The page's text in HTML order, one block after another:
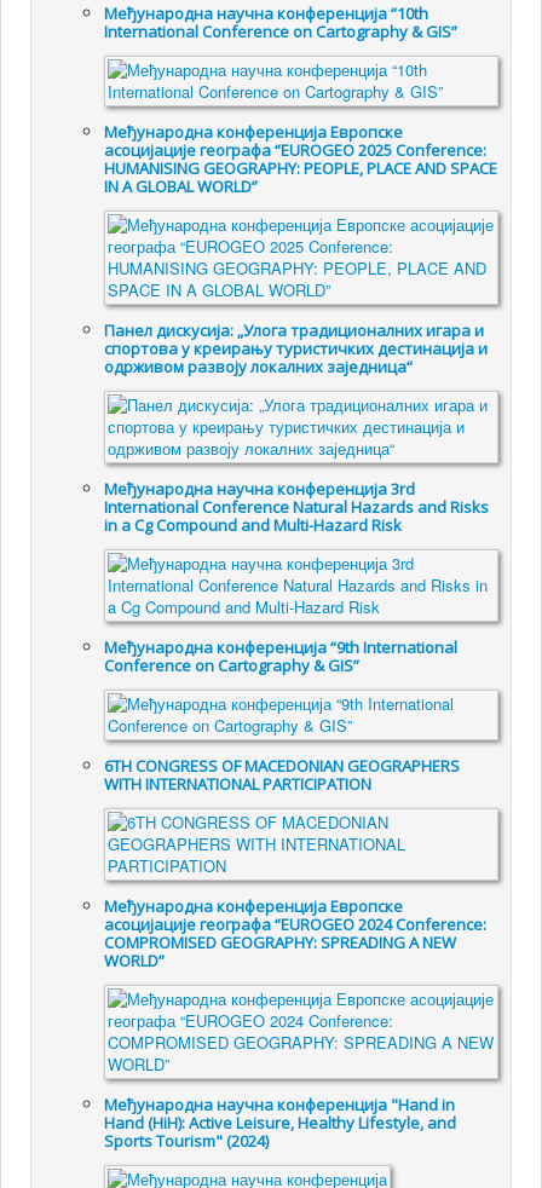
Међународна научна конференција “10th
International Conference on Cartography & GIS”
Међународна конференција Европске
асоцијације географа “EUROGEO 2025 Conference:
HUMANISING GEOGRAPHY: PEOPLE, PLACE AND SPACE
IN A GLOBAL WORLD”
Панел дискусија: „Улога традиционалних игара и
спортова у креирању туристичких дестинација и
одрживом развоју локалних заједница“
Међународна научна конференција 3rd
International Conference Natural Hazards and Risks
in a Cg Compound and Multi-Hazard Risk
Међународна конференција “9th International
Conference on Cartography & GIS”
6TH CONGRESS OF MACEDONIAN GEOGRAPHERS
WITH INTERNATIONAL PARTICIPATION
Међународна конференција Европске
асоцијације географа “EUROGEO 2024 Conference:
COMPROMISED GEOGRAPHY: SPREADING A NEW
WORLD”
Међународна научна конференција "Hand in
Hand (HiH): Active Leisure, Healthy Lifestyle, and
Sports Tourism" (2024)